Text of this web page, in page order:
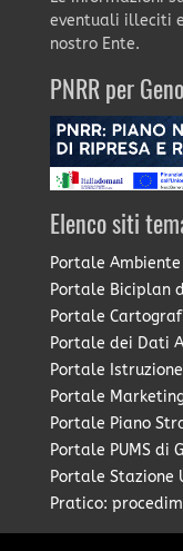
eventuali illeciti
nostro Ente.
PNRR per
Elenco siti
Portale Ambiente
Portale Biciplan
Portale
Portale dei Dati
Portale
Portale
Portale Piano
Portale PUMS di
Portale Stazione
Pratico: